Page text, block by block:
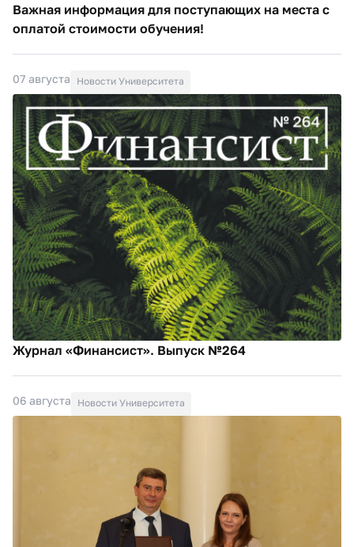
Важная информация для поступающих на места с
оплатой стоимости обучения!
07 августа Новости Университета
Журнал «Финансист». Выпуск №264
06 августа Новости Университета